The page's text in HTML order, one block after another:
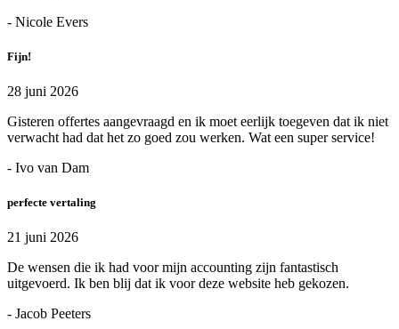
- Nicole Evers
Fijn!
28 juni 2026
Gisteren offertes aangevraagd en ik moet eerlijk toegeven dat ik niet
verwacht had dat het zo goed zou werken. Wat een super service!
- Ivo van Dam
perfecte vertaling
21 juni 2026
De wensen die ik had voor mijn accounting zijn fantastisch
uitgevoerd. Ik ben blij dat ik voor deze website heb gekozen.
- Jacob Peeters